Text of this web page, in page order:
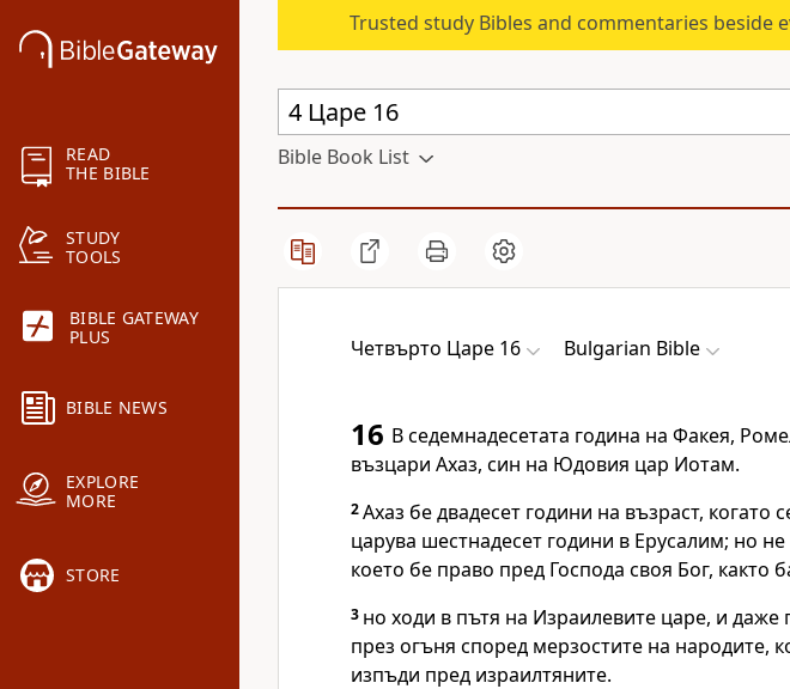
READ
THE BIBLE
STUDY
TOOLS
BIBLE GATEWAY
PLUS
BIBLE NEWS
EXPLORE
MORE
STORE
Trusted study Bibles and commentaries beside
Bible Book List
Четвърто Царе 16 Bulgarian Bible
16 В седемнадесетата година на Факея,
възцари Ахаз, син на Юдовия цар Иотам.
2Ахаз бе двадесет години на възраст, когато
царува шестнадесет години в Ерусалим; но
което бе право пред Господа своя Бог, както
3 но ходи в пътя на Израилевите царе, и даже
през огъня според мерзостите на народите,
изпъди пред израилтяните.